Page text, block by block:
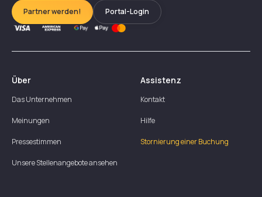
Partner werden! Portal-Login
Über
Das Unternehmen
Meinungen
Pressestimmen
Unsere Stellenangebote ansehen
Assistenz
Kontakt
Hilfe
Stornierung einer Buchung